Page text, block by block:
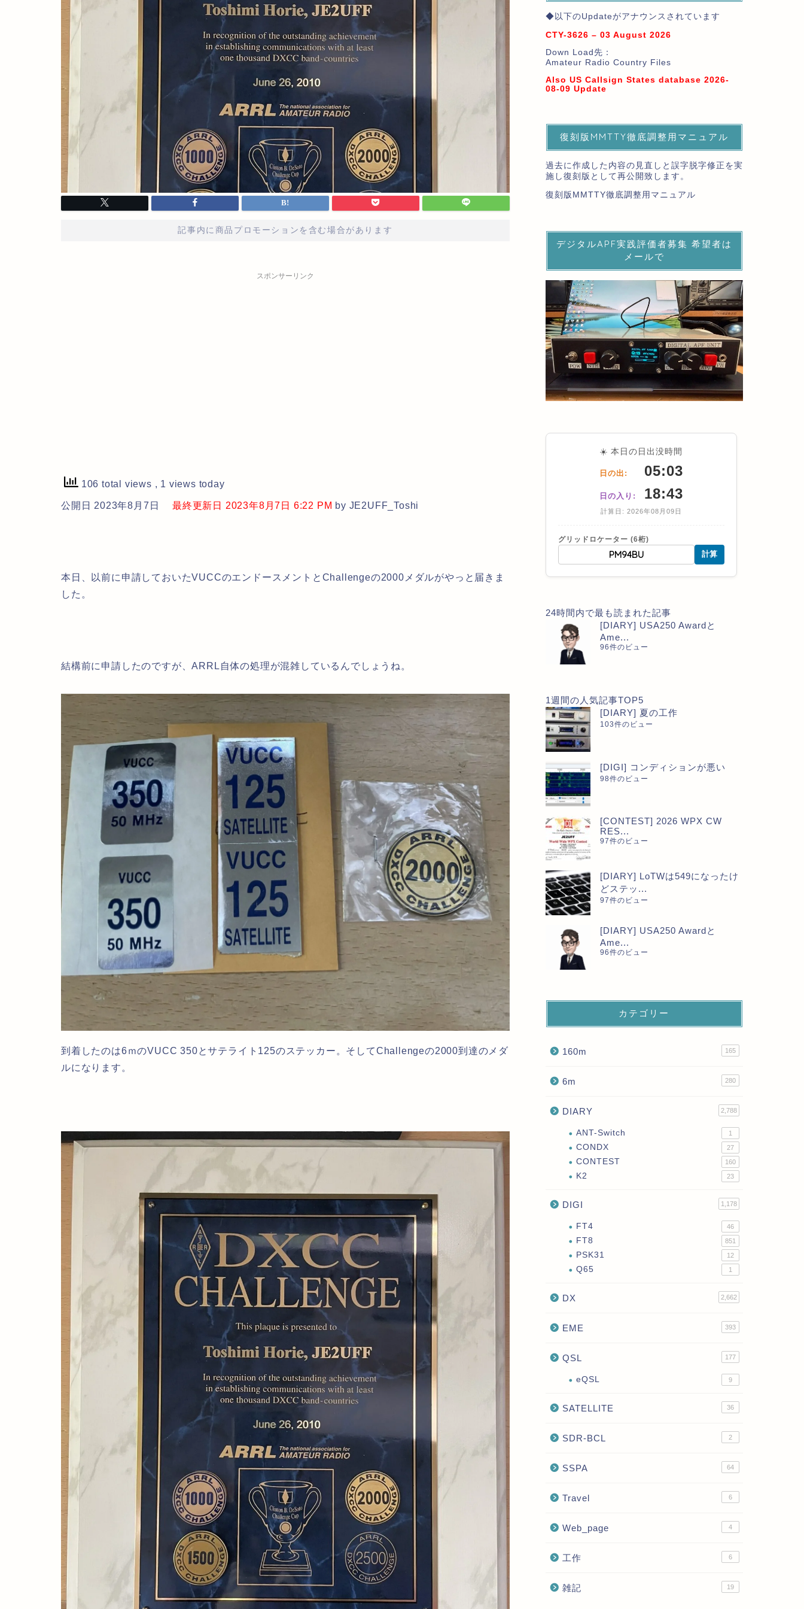
記事内に商品プロモーションを含む場合があります
スポンサーリンク
106 total views , 1 views today
公開日 2023年8月7日 最終更新日 2023年8月7日 6:22 PM by JE2UFF_Toshi
本日、以前に申請しておいたVUCCのエンドースメントとChallengeの2000メダルがやっと届きま
した。
結構前に申請したのですが、ARRL自体の処理が混雑しているんでしょうね。
到着したのは6ｍのVUCC 350とサテライト125のステッカー。そしてChallengeの2000到達のメダ
ルになります。
◆以下のUpdateがアナウンスされています
CTY-3626 – 03 August 2026
Down Load先：
Amateur Radio Country Files
Also US Callsign States database 2026-
08-09 Update
復刻版MMTTY徹底調整用マニュアル
過去に作成した内容の見直しと誤字脱字修正を実
施し復刻版として再公開致します。
復刻版MMTTY徹底調整用マニュアル
デジタルAPF実践評価者募集 希望者は
メールで
☀️ 本日の日出没時間
日の出: 05:03
日の入り: 18:43
計算日: 2026年08月09日
グリッドロケーター (6桁)
計算
24時間内で最も読まれた記事
[DIARY] USA250 Awardと
Ame...
96件のビュー
1週間の人気記事TOP5
[DIARY] 夏の工作
103件のビュー
[DIGI] コンディションが悪い
98件のビュー
[CONTEST] 2026 WPX CW
RES...
97件のビュー
[DIARY] LoTWは549になったけ
どステッ...
97件のビュー
[DIARY] USA250 Awardと
Ame...
96件のビュー
カテゴリー
160m 165
6m 280
DIARY 2,788
ANT-Switch 1
CONDX 27
CONTEST 160
K2 23
DIGI 1,178
FT4 46
FT8 851
PSK31 12
Q65 1
DX 2,662
EME 393
QSL 177
eQSL 9
SATELLITE 36
SDR-BCL 2
SSPA 64
Travel 6
Web_page 4
工作 6
雑記 19